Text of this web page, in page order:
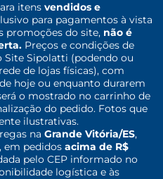
itens vendidos e
para pagamentos à vista
promoções do site, não é
Preços e condições de
Site Sipolatti (podendo ou
de lojas físicas), com
hoje ou enquanto durarem
o mostrado no carrinho de
do pedido. Fotos que
ilustrativas.
na Grande Vitória/ES,
, em pedidos acima de R$
pelo CEP informado no
logística e às